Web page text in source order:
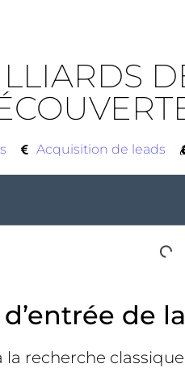
Acquisition de leads
de
la recherche